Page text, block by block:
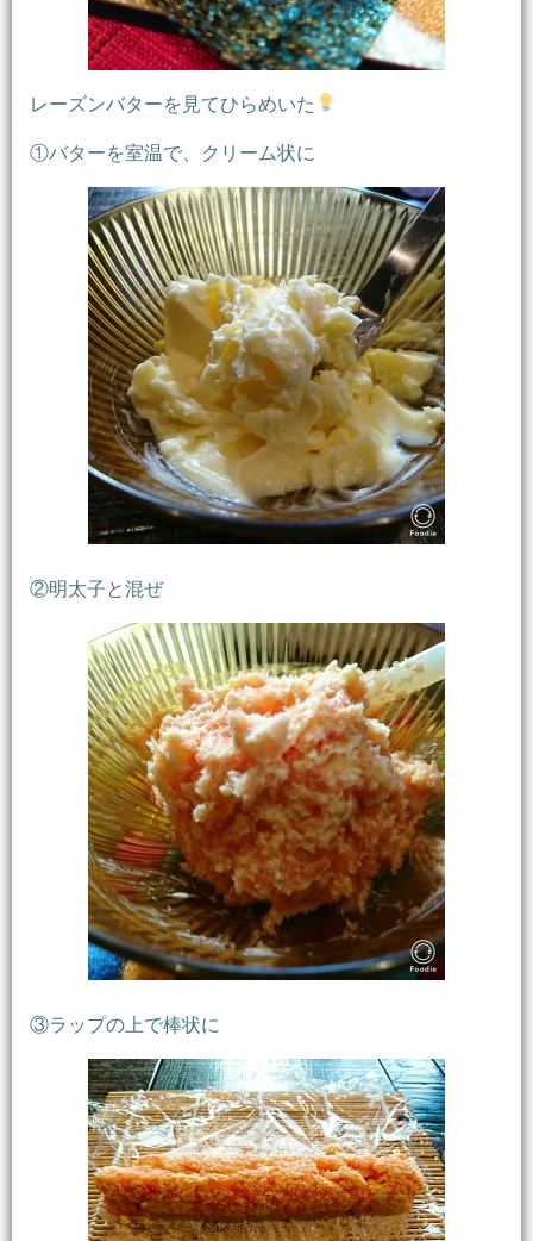
レーズンバターを見てひらめいた
①バターを室温で、クリーム状に
②明太子と混ぜ
③ラップの上で棒状に